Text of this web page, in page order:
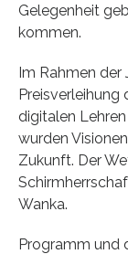
Gelegenheit
kommen.
Im Rahmen der
digitalen
wurden
Zukunft. Der
Wanka.
Programm und